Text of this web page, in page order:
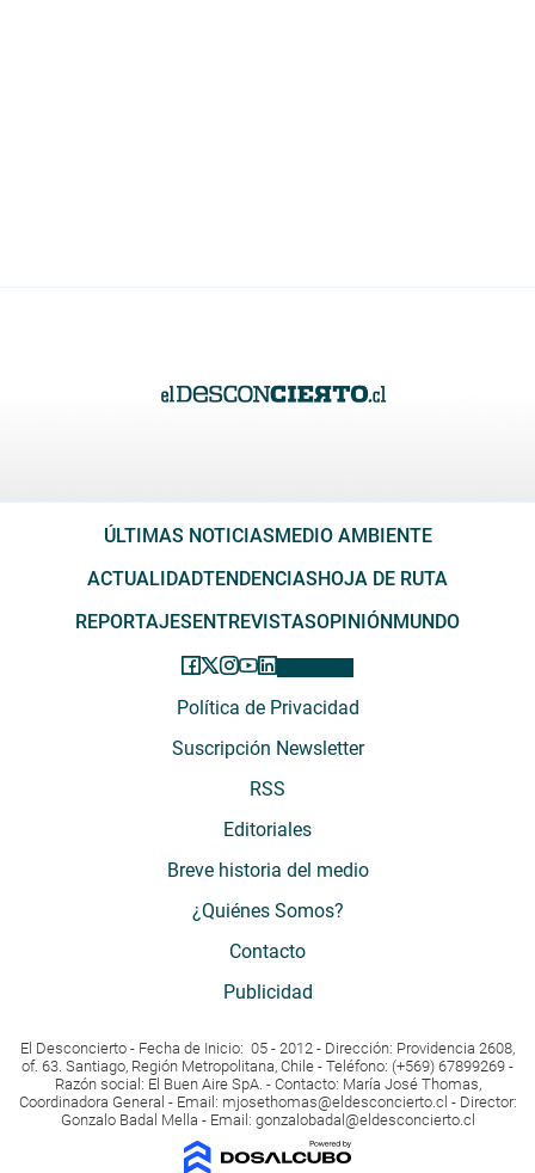
ÚLTIMAS NOTICIAS MEDIO AMBIENTE
ACTUALIDADTENDENCIAS HOJA DE RUTA
REPORTAJES ENTREVISTASOPINIÓN MUNDO
Política de Privacidad
Suscripción Newsletter
RSS
Editoriales
Breve historia del medio
¿Quiénes Somos?
Contacto
Publicidad
El Desconcierto - Fecha de Inicio: 05 - 2012 - Dirección: Providencia 2608,
of. 63. Santiago, Región Metropolitana, Chile - Teléfono: (+569) 67899269 -
Razón social: El Buen Aire SpA. - Contacto: María José Thomas,
Coordinadora General - Email: mjosethomas@eldesconcierto.cl - Director:
Gonzalo Badal Mella - Email: gonzalobadal@eldesconcierto.cl